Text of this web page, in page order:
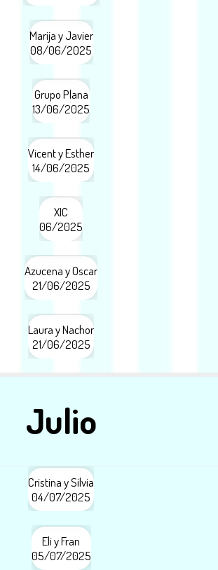
Marija y Javier
08/06/2025
Grupo Plana
13/06/2025
Vicent y Esther
14/06/2025
XIC
06/2025
Azucena y Oscar
21/06/2025
Laura y Nachor
21/06/2025
Julio
Cristina y Silvia
04/07/2025
Eli y Fran
05/07/2025